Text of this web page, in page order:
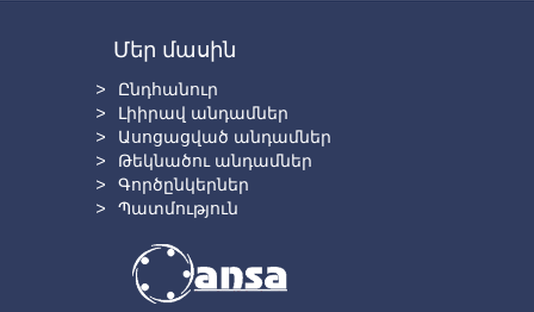
Մեր մասին
Ընդհանուր
Լիիրավ անդամներ
Ասոցացված անդամներ
Թեկնածու անդամներ
Գործընկերներ
Պատմություն